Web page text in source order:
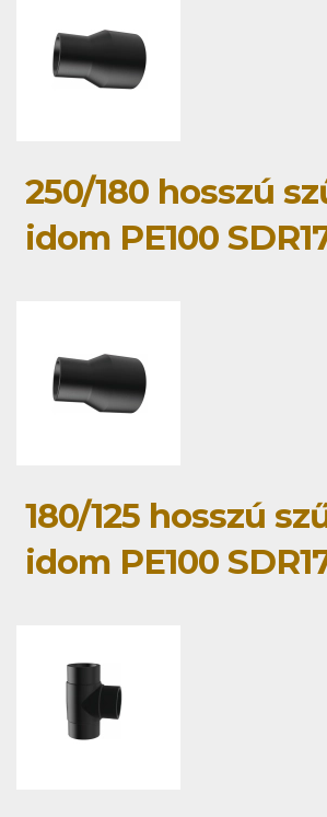
250/180 hosszú
idom PE100
180/125 hosszú
idom PE100